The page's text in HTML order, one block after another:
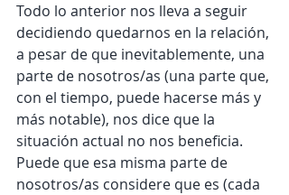
Todo lo anterior nos lleva a seguir
decidiendo quedarnos en la relación,
a pesar de que inevitablemente, una
parte de nosotros/as (una parte que,
con el tiempo, puede hacerse más y
más notable), nos dice que la
situación actual no nos beneficia.
Puede que esa misma parte de
nosotros/as considere que es (cada